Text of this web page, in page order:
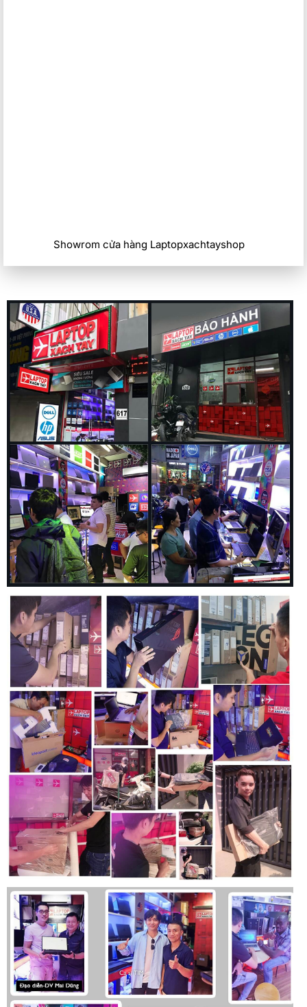
Kích hoạt năng suất tối đa với bộ xử lý Intel ®️ thế hệ thứ 12
được tối ưu hóa và các cải tiến nhiệt khác giúp hệ thống của
bạn luôn mát mẻ ngay cả khi làm việc với nhiều ứng dụng.
Chúng tôi cung cấp phạm vi cài đặt rộng nhất để bạn có thể
tinh chỉnh nhằm đạt được sự cân bằng hoàn hảo giữa hiệu
suất, khả năng làm mát và thời gian chạy pin.
Lưu trữ và bộ nhớ dự phòng
Với bộ nhớ DDR4 lên tới 16GB và dung lượng lưu trữ lên tới
2TB
Máy tính đầu tiên của Dell được làm bằng vật liệu sinh học
Dòng 5000 của chúng tôi là PC đầu tiên trên thế giới được
làm bằng nhựa sinh học làm từ cây. Nắp máy chứa 21% nhựa
sinh học, 30% nhựa tái chế và 20% sợi carbon tái chế.
Chúng tôi cũng đã thêm 39% cao su sinh học vào cản dưới.
Đổi mới với nhiều vật liệu tái chế hơn
Dòng Latitude 5000 mới có cách sử dụng vật liệu bền vững
sáng tạo nhất thế giới trong các máy tính xách tay dành cho
doanh nhân chính thống, bao gồm nhựa tái chế, sợi carbon
tái chế, vật liệu dựa trên sinh học
Một thế hệ cải tiến
Dễ nhìn
Chọn màn hình năng lượng siêu thấp 400 nit sáng để có thời
lượng pin dài, có công nghệ ánh sáng xanh thấp
ComfortView Plus để giảm mỏi mắt cho cả ngày làm việc.
Màn hình
Màn hình FHD có sẵn với kính cường lực Gorilla Glass 6 DXC
Showrom cửa hàng Laptopxachtayshop